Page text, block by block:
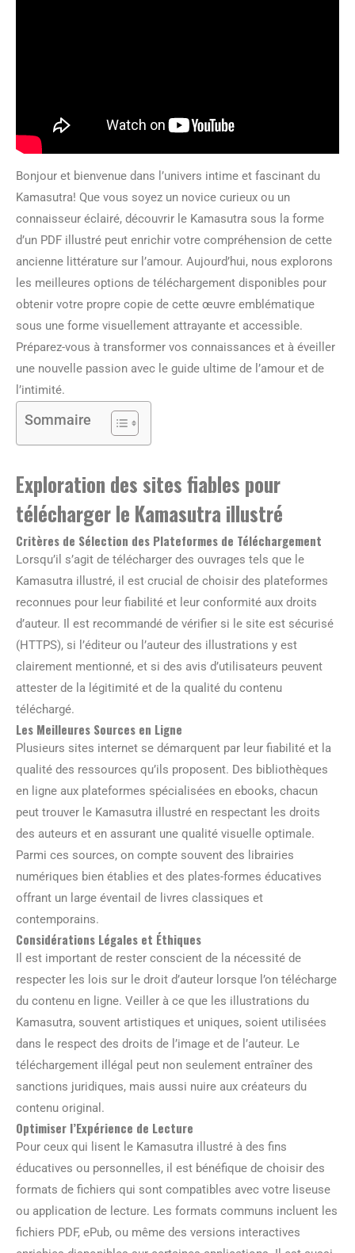
Bonjour et bienvenue dans l’univers intime et fascinant du
Kamasutra! Que vous soyez un novice curieux ou un
connaisseur éclairé, découvrir le Kamasutra sous la forme
d’un PDF illustré peut enrichir votre compréhension de cette
ancienne littérature sur l’amour. Aujourd’hui, nous explorons
les meilleures options de téléchargement disponibles pour
obtenir votre propre copie de cette œuvre emblématique
sous une forme visuellement attrayante et accessible.
Préparez-vous à transformer vos connaissances et à éveiller
une nouvelle passion avec le guide ultime de l’amour et de
l’intimité.
Sommaire
Exploration des sites fiables pour
télécharger le Kamasutra illustré
Critères de Sélection des Plateformes de Téléchargement
Lorsqu’il s’agit de télécharger des ouvrages tels que le
Kamasutra illustré, il est crucial de choisir des plateformes
reconnues pour leur fiabilité et leur conformité aux droits
d’auteur. Il est recommandé de vérifier si le site est sécurisé
(HTTPS), si l’éditeur ou l’auteur des illustrations y est
clairement mentionné, et si des avis d’utilisateurs peuvent
attester de la légitimité et de la qualité du contenu
téléchargé.
Les Meilleures Sources en Ligne
Plusieurs sites internet se démarquent par leur fiabilité et la
qualité des ressources qu’ils proposent. Des bibliothèques
en ligne aux plateformes spécialisées en ebooks, chacun
peut trouver le Kamasutra illustré en respectant les droits
des auteurs et en assurant une qualité visuelle optimale.
Parmi ces sources, on compte souvent des librairies
numériques bien établies et des plates-formes éducatives
offrant un large éventail de livres classiques et
contemporains.
Considérations Légales et Éthiques
Il est important de rester conscient de la nécessité de
respecter les lois sur le droit d’auteur lorsque l’on télécharge
du contenu en ligne. Veiller à ce que les illustrations du
Kamasutra, souvent artistiques et uniques, soient utilisées
dans le respect des droits de l’image et de l’auteur. Le
téléchargement illégal peut non seulement entraîner des
sanctions juridiques, mais aussi nuire aux créateurs du
contenu original.
Optimiser l’Expérience de Lecture
Pour ceux qui lisent le Kamasutra illustré à des fins
éducatives ou personnelles, il est bénéfique de choisir des
formats de fichiers qui sont compatibles avec votre liseuse
ou application de lecture. Les formats communs incluent les
fichiers PDF, ePub, ou même des versions interactives